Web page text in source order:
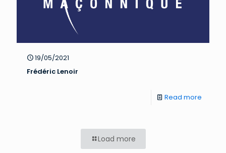
19/05/2021
Frédéric Lenoir
Read more
Load more